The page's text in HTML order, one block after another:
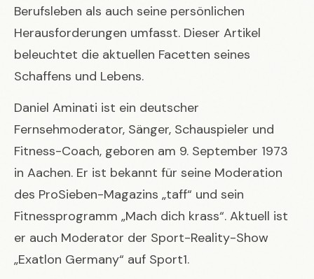
Berufsleben als auch seine persönlichen
Herausforderungen umfasst. Dieser Artikel
beleuchtet die aktuellen Facetten seines
Schaffens und Lebens.
Daniel Aminati ist ein deutscher
Fernsehmoderator, Sänger, Schauspieler und
Fitness-Coach, geboren am 9. September 1973
in Aachen. Er ist bekannt für seine Moderation
des ProSieben-Magazins „taff“ und sein
Fitnessprogramm „Mach dich krass“. Aktuell ist
er auch Moderator der Sport-Reality-Show
„Exatlon Germany“ auf Sport1.